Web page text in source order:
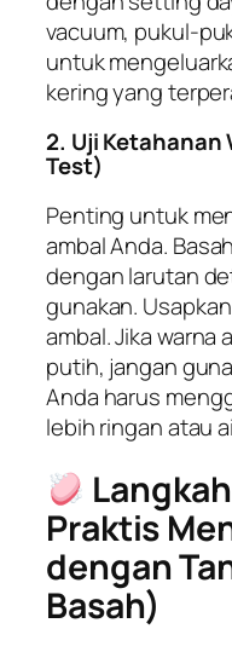
vacuum, pukul-
untuk
kering yang
2. Uji Ketahanan
Test)
Penting untuk
ambal Anda.
dengan larutan
gunakan.
ambal. Jika warna
putih, jangan
Anda harus
lebih ringan atau
Praktis
dengan
Basah)